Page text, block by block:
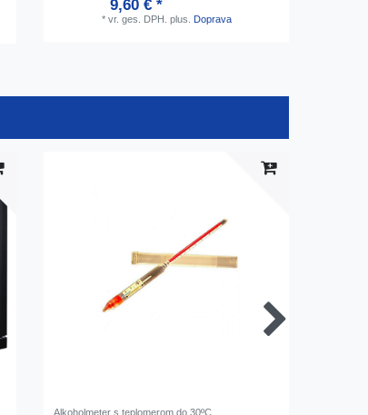
9,60 € *
* vr. ges. DPH. plus. Doprava
Alkoholmeter s teplomerom do 30ºC